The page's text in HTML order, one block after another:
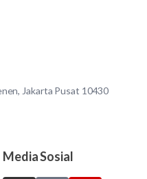
Jakarta Pusat 10430
Media Sosial